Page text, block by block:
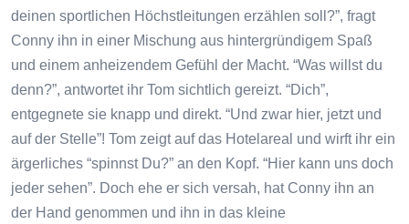
deinen sportlichen Höchstleitungen erzählen soll?”, fragt
Conny ihn in einer Mischung aus hintergründigem Spaß
und einem anheizendem Gefühl der Macht. “Was willst du
denn?”, antwortet ihr Tom sichtlich gereizt. “Dich”,
entgegnete sie knapp und direkt. “Und zwar hier, jetzt und
auf der Stelle”! Tom zeigt auf das Hotelareal und wirft ihr ein
ärgerliches “spinnst Du?” an den Kopf. “Hier kann uns doch
jeder sehen”. Doch ehe er sich versah, hat Conny ihn an
der Hand genommen und ihn in das kleine